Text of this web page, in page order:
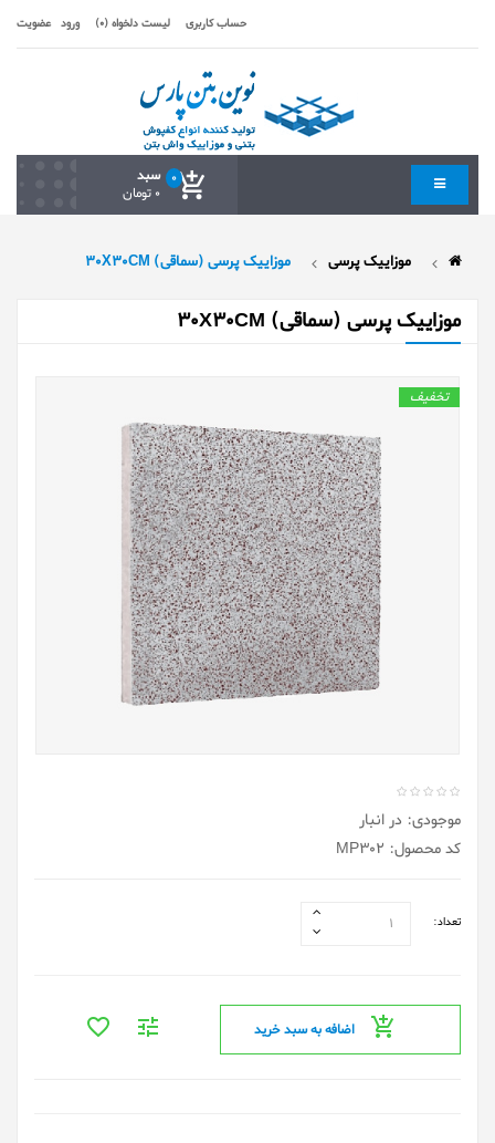
حساب کاربری لیست دلخواه (0) ورود عضویت
سبد 0
0 تومان
موزاییک پرسی موزاییک پرسی (سماقی) 30X30CM
موزاییک پرسی (سماقی) 30X30CM
تخفیف
موجودی: در انبار
کد محصول: MP302
تعداد:
اضافه به سبد خرید